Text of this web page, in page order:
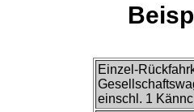
Einzel-
einschl. 1